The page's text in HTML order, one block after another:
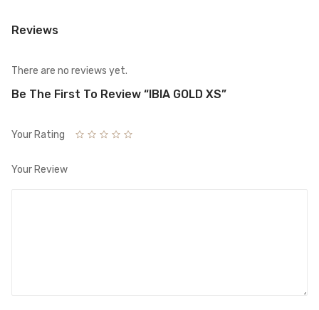
Reviews
There are no reviews yet.
Be The First To Review “IBIA GOLD XS”
Your Rating
Your Review